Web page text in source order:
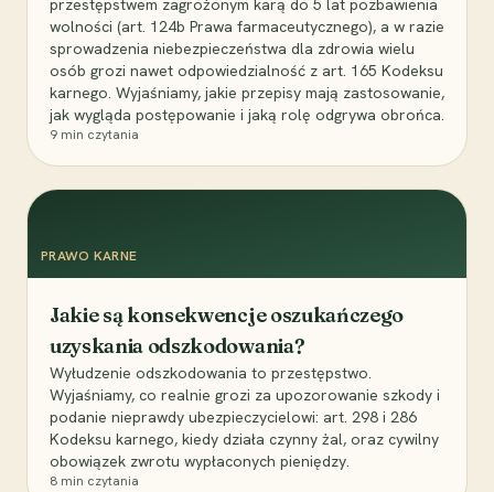
przestępstwem zagrożonym karą do 5 lat pozbawienia
wolności (art. 124b Prawa farmaceutycznego), a w razie
sprowadzenia niebezpieczeństwa dla zdrowia wielu
osób grozi nawet odpowiedzialność z art. 165 Kodeksu
karnego. Wyjaśniamy, jakie przepisy mają zastosowanie,
jak wygląda postępowanie i jaką rolę odgrywa obrońca.
9 min czytania
PRAWO KARNE
Jakie są konsekwencje oszukańczego
uzyskania odszkodowania?
Wyłudzenie odszkodowania to przestępstwo.
Wyjaśniamy, co realnie grozi za upozorowanie szkody i
podanie nieprawdy ubezpieczycielowi: art. 298 i 286
Kodeksu karnego, kiedy działa czynny żal, oraz cywilny
obowiązek zwrotu wypłaconych pieniędzy.
8 min czytania